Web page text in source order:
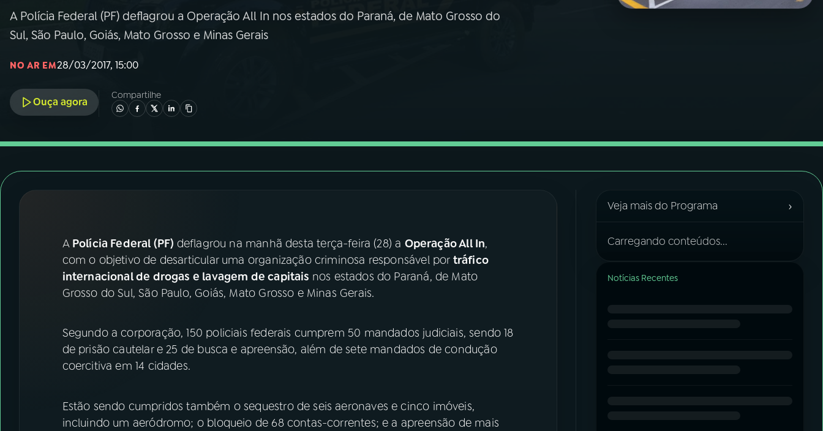
04PROGRAMAS
05 PODCASTS
06VIDEOCASTS
07ÚLTIMAS
YouTube Facebook
Instagram X
A Polícia Federal (PF) deflagrou a Operação All In nos estados do Paraná, de Mato Grosso do
Sul, São Paulo, Goiás, Mato Grosso e Minas Gerais
NO AR EM28/03/2017, 15:00
Ouça agora
Compartilhe
A Polícia Federal (PF) deflagrou na manhã desta terça-feira (28) a Operação All In,
com o objetivo de desarticular uma organização criminosa responsável por tráfico
internacional de drogas e lavagem de capitais nos estados do Paraná, de Mato
Grosso do Sul, São Paulo, Goiás, Mato Grosso e Minas Gerais.
Segundo a corporação, 150 policiais federais cumprem 50 mandados judiciais, sendo 18
de prisão cautelar e 25 de busca e apreensão, além de sete mandados de condução
coercitiva em 14 cidades.
Estão sendo cumpridos também o sequestro de seis aeronaves e cinco imóveis,
incluindo um aeródromo; o bloqueio de 68 contas-correntes; e a apreensão de mais
Veja mais do Programa ›
Carregando conteúdos...
Notícias Recentes